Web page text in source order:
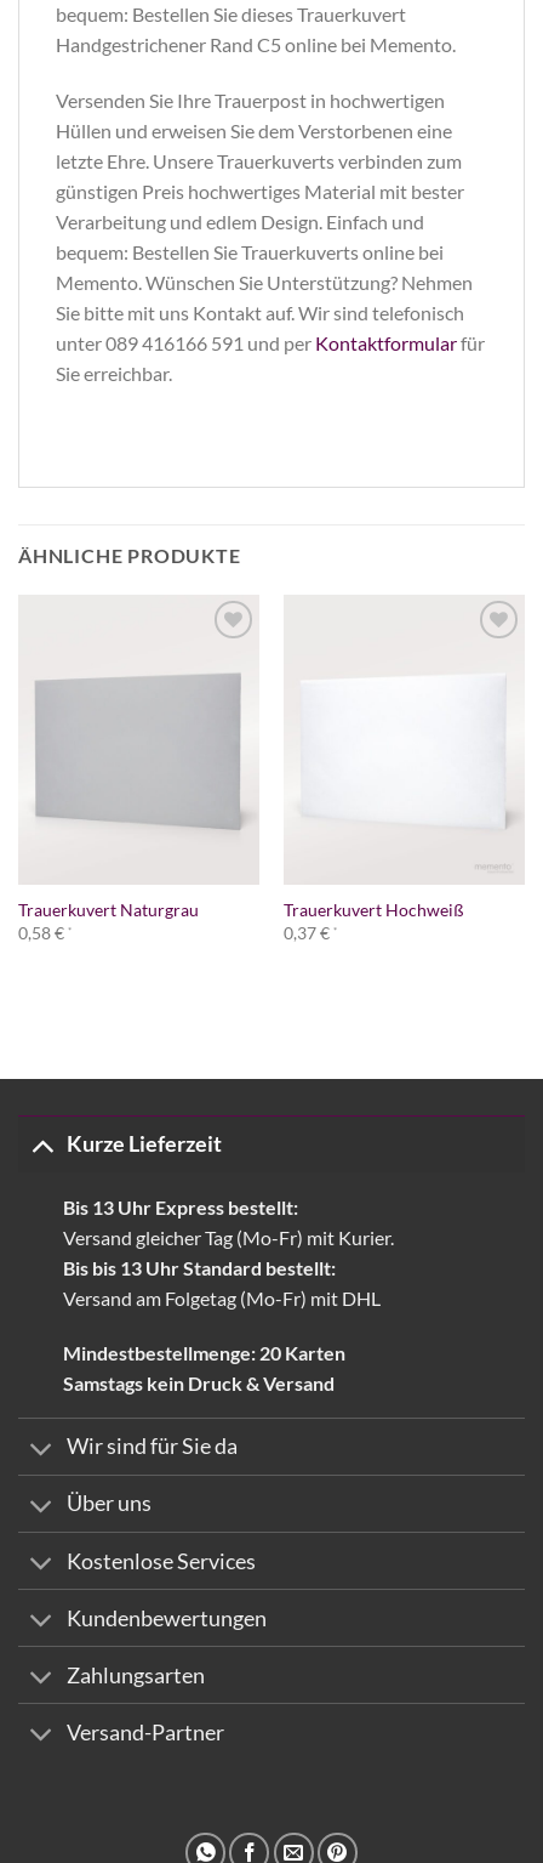
bequem: Bestellen Sie dieses Trauerkuvert
Handgestrichener Rand C5 online bei Memento.
Versenden Sie Ihre Trauerpost in hochwertigen
Hüllen und erweisen Sie dem Verstorbenen eine
letzte Ehre. Unsere Trauerkuverts verbinden zum
günstigen Preis hochwertiges Material mit bester
Verarbeitung und edlem Design. Einfach und
bequem: Bestellen Sie Trauerkuverts online bei
Memento. Wünschen Sie Unterstützung? Nehmen
Sie bitte mit uns Kontakt auf. Wir sind telefonisch
unter 089 416166 591 und per Kontaktformularfür
Sie erreichbar.
ÄHNLICHE PRODUKTE
Trauerkuvert Naturgrau
0,58€ *
Trauerkuvert Hochweiß
0,37€ *
Kurze Lieferzeit
Bis 13 Uhr Express bestellt:
Versand gleicher Tag (Mo-Fr) mit Kurier.
Bis bis 13 Uhr Standard bestellt:
Versand am Folgetag (Mo-Fr) mit DHL
Mindestbestellmenge: 20 Karten
Samstags kein Druck & Versand
Wir sind für Sie da
Über uns
Kostenlose Services
Kundenbewertungen
Zahlungsarten
Versand-Partner